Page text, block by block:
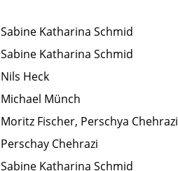
Sabine Katharina Schmid
Sabine Katharina Schmid
Nils Heck
Michael Münch
Moritz Fischer, Perschya Chehrazi
Perschay Chehrazi
Sabine Katharina Schmid